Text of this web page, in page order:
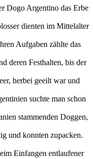
Dogo Argentino das Erbe
dienten im Mittelalter
Aufgaben zählte das
deren Festhalten, bis der
herbei geeilt war und
suchte man schon
stammenden Doggen,
und konnten zupacken.
Einfangen entlaufener